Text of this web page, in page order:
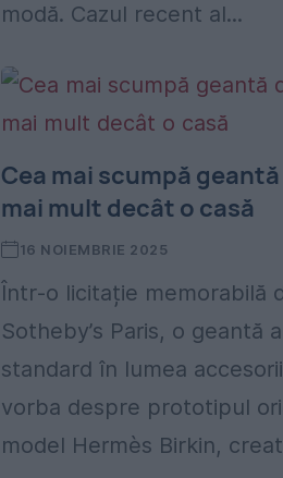
modă. Cazul recent al...
Cea mai scumpă
mai mult decât o casă
16 NOIEMBRIE 2025
Într‑o licitație memorabilă
Sotheby’s Paris, o geantă
standard în lumea
vorba despre prototipul
model Hermès Birkin,